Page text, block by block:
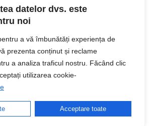
datelor dvs. este
noi
a vă îmbunătăți experiența de
prezenta conținut și reclame
a analiza traficul nostru. Făcând clic
utilizarea cookie-
Acceptare toate